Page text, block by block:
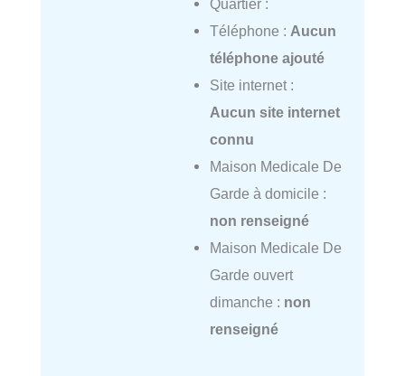
Téléphone : Aucun
téléphone ajouté
Site internet :
Aucun site internet
connu
Maison Medicale De
Garde à domicile :
non renseigné
Maison Medicale De
Garde ouvert
dimanche : non
renseigné